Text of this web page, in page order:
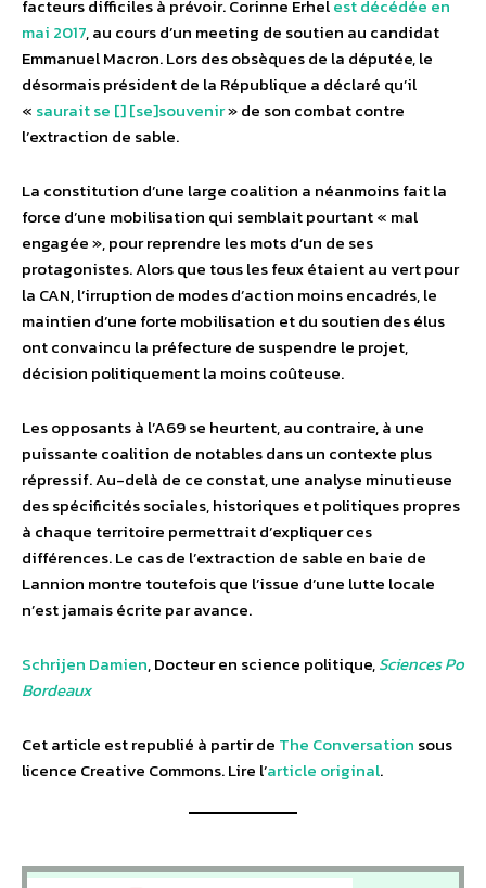
facteurs difficiles à prévoir. Corinne Erhelest décédée en
mai 2017, au cours d’un meeting de soutien au candidat
Emmanuel Macron. Lors des obsèques de la députée, le
désormais président de la République a déclaré qu’il
« saurait se [] [se]souvenir» de son combat contre
l’extraction de sable.
La constitution d’une large coalition a néanmoins fait la
force d’une mobilisation qui semblait pourtant « mal
engagée », pour reprendre les mots d’un de ses
protagonistes. Alors que tous les feux étaient au vert pour
la CAN, l’irruption de modes d’action moins encadrés, le
maintien d’une forte mobilisation et du soutien des élus
ont convaincu la préfecture de suspendre le projet,
décision politiquement la moins coûteuse.
Les opposants à l’A69 se heurtent, au contraire, à une
puissante coalition de notables dans un contexte plus
répressif. Au-delà de ce constat, une analyse minutieuse
des spécificités sociales, historiques et politiques propres
à chaque territoire permettrait d’expliquer ces
différences. Le cas de l’extraction de sable en baie de
Lannion montre toutefois que l’issue d’une lutte locale
n’est jamais écrite par avance.
Schrijen Damien, Docteur en science politique,Sciences Po
Bordeaux
Cet article est republié à partir de The Conversation sous
licence Creative Commons. Lire l’article original.